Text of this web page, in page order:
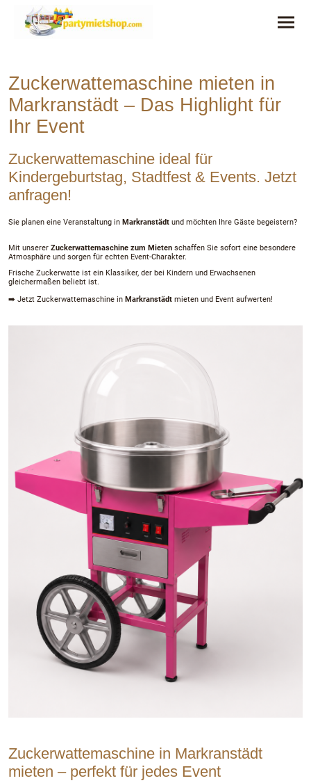
Zuckerwattemaschine mieten in
Markranstädt – Das Highlight für
Ihr Event
Zuckerwattemaschine ideal für
Kindergeburtstag, Stadtfest & Events. Jetzt
anfragen!
Sie planen eine Veranstaltung in Markranstädt und möchten Ihre Gäste begeistern?
Mit unserer Zuckerwattemaschine zum Mieten schaffen Sie sofort eine besondere
Atmosphäre und sorgen für echten Event-Charakter.
Frische Zuckerwatte ist ein Klassiker, der bei Kindern und Erwachsenen
gleichermaßen beliebt ist.
➡️ Jetzt Zuckerwattemaschine in Markranstädt mieten und Event aufwerten!
Zuckerwattemaschine in Markranstädt
mieten – perfekt für jedes Event